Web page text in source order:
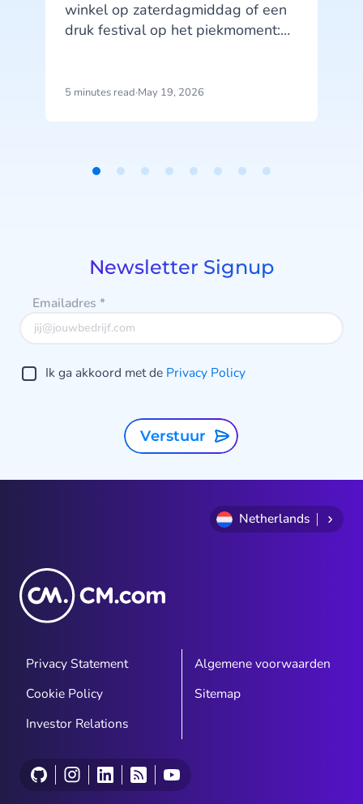
winkel op zaterdagmiddag of een
druk festival op het piekmoment:
groeien. Betalingen mislukken.
5 minutes read·May 19, 2026
Newsletter Signup
Emailadres *
Ik ga akkoord met de Privacy Policy
Verstuur
Netherlands
Privacy Statement
Algemene voorwaarden
Cookie Policy
Sitemap
Investor Relations